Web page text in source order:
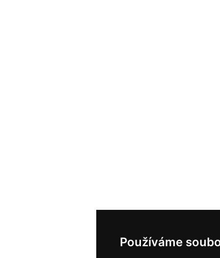
Používáme